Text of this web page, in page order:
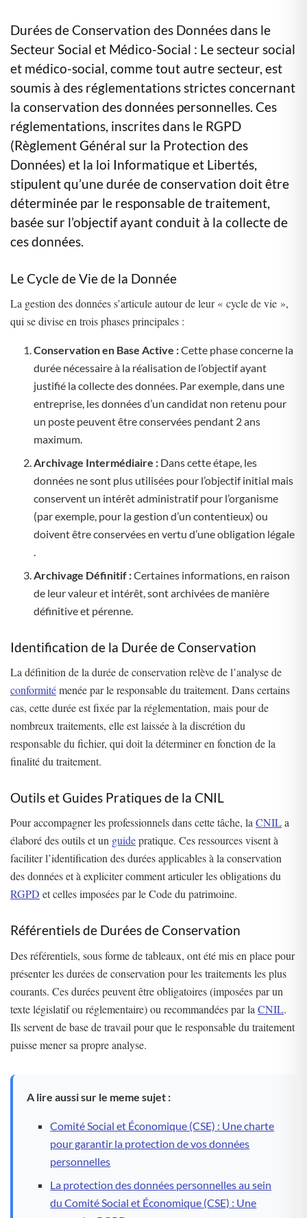
Durées de Conservation des Données dans le
Secteur Social et Médico-Social : Le secteur social
et médico-social, comme tout autre secteur, est
soumis à des réglementations strictes concernant
la conservation des données personnelles. Ces
réglementations, inscrites dans le RGPD
(Règlement Général sur la Protection des
Données) et la loi Informatique et Libertés,
stipulent qu’une durée de conservation doit être
déterminée par le responsable de traitement,
basée sur l’objectif ayant conduit à la collecte de
ces données​​.
Le Cycle de Vie de la Donnée
La gestion des données s’articule autour de leur « cycle de vie »,
qui se divise en trois phases principales :
Conservation en Base Active :Cette phase concerne la
durée nécessaire à la réalisation de l’objectif ayant
justifié la collecte des données. Par exemple, dans une
entreprise, les données d’un candidat non retenu pour
un poste peuvent être conservées pendant 2 ans
maximum​​.
Archivage Intermédiaire : Dans cette étape, les
données ne sont plus utilisées pour l’objectif initial mais
conservent un intérêt administratif pour l’organisme
(par exemple, pour la gestion d’un contentieux) ou
doivent être conservées en vertu d’une obligation légale​
.
Archivage Définitif :Certaines informations, en raison
de leur valeur et intérêt, sont archivées de manière
définitive et pérenne​​.
Identification de la Durée de Conservation
La définition de la durée de conservation relève de l’analyse de
conformitémenée par le responsable du traitement. Dans certains
cas, cette durée est fixée par la réglementation, mais pour de
nombreux traitements, elle est laissée à la discrétion du
responsable du fichier, qui doit la déterminer en fonction de la
finalité du traitement​​.
Outils et Guides Pratiques de la CNIL
Pour accompagner les professionnels dans cette tâche, laCNILa
élaboré des outils et un guidepratique. Ces ressources visent à
faciliter l’identification des durées applicables à la conservation
des données et à expliciter comment articuler les obligations du
RGPD et celles imposées par le Code du patrimoine​​.
Référentiels de Durées de Conservation
Des référentiels, sous forme de tableaux, ont été mis en place pour
présenter les durées de conservation pour les traitements les plus
courants. Ces durées peuvent être obligatoires (imposées par un
texte législatif ou réglementaire) ou recommandées par la CNIL.
Ils servent de base de travail pour que le responsable du traitement
puisse mener sa propre analyse​​.
A lire aussi sur le meme sujet :
Comité Social et Économique (CSE) : Une charte
pour garantir la protection de vos données
personnelles
La protection des données personnelles au sein
du Comité Social et Économique (CSE) : Une